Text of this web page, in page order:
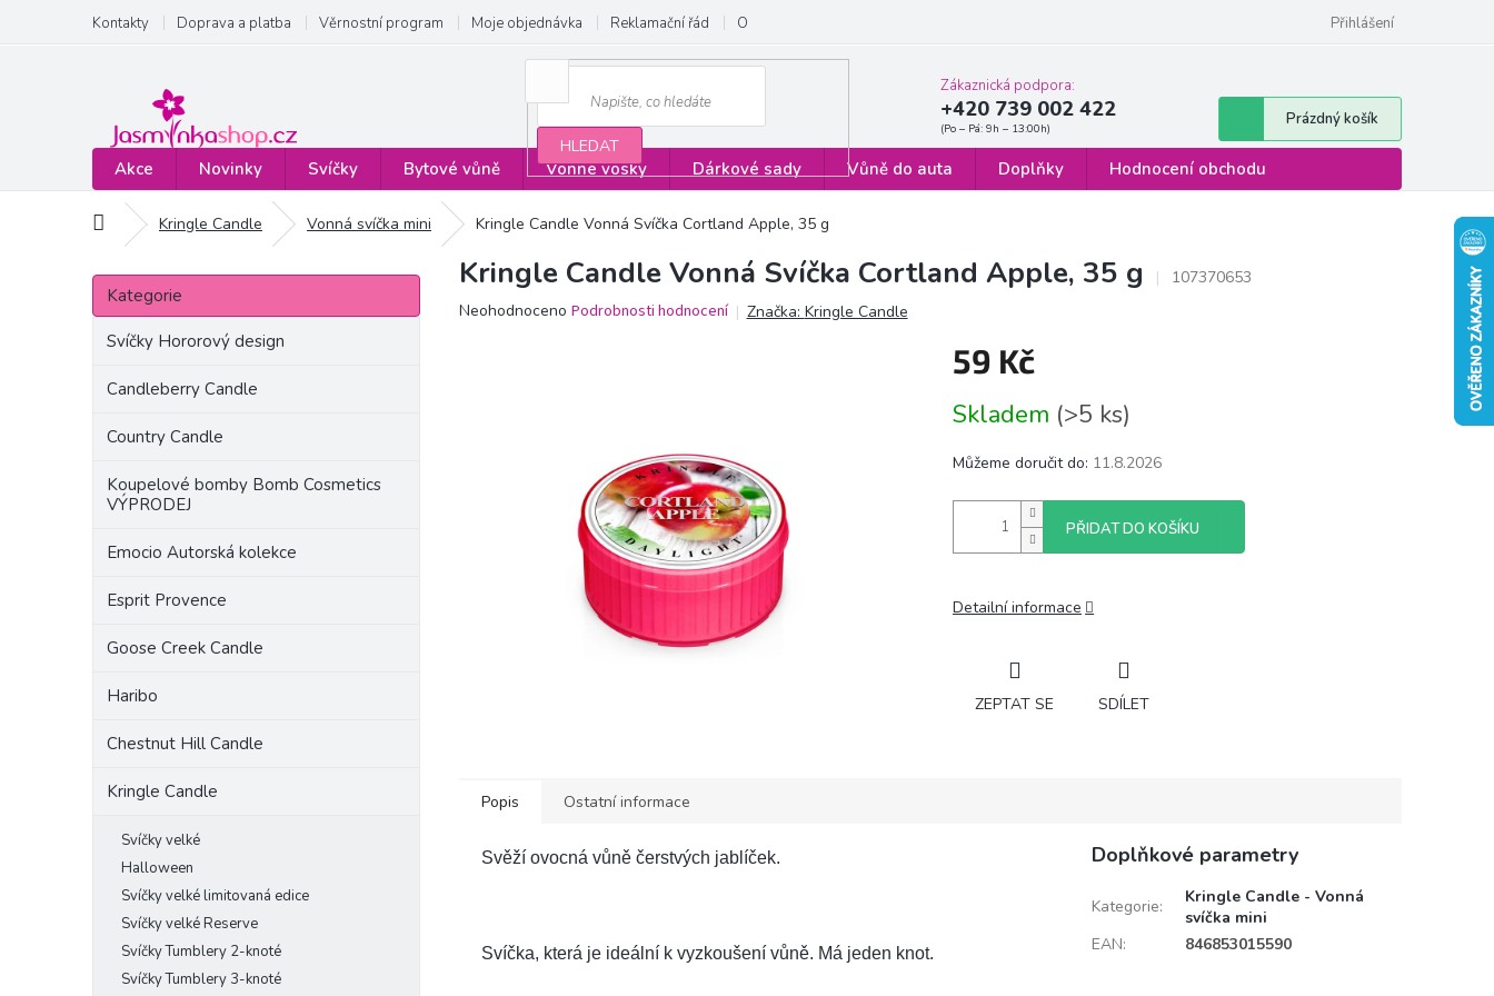
obsah
Kontakty Doprava a platba Věrnostní program Moje objednávka Reklamační řád Obchodní podmínky Formulář pro odstoupení od smlouvy
Přihlášení
HLEDAT
Zákaznická podpora:
+420 739 002 422
Nákupní
košík
Prázdný košík
Akce Novinky Svíčky Bytové vůně Vonné vosky Dárkové sady Vůně do auta Doplňky Hodnocení obchodu
Domů Kringle Candle Vonná svíčka mini Kringle Candle Vonná Svíčka Cortland Apple, 35 g
P
s
Přeskočit
kategorie
Kategorie
Svíčky Hororový design
Candleberry Candle
Country Candle
Koupelové bomby Bomb Cosmetics
VÝPRODEJ
Emocio Autorská kolekce
Esprit Provence
Goose Creek Candle
Haribo
Chestnut Hill Candle
Kringle Candle
Svíčky velké
Halloween
Svíčky velké limitovaná edice
Svíčky velké Reserve
Svíčky Tumblery 2-knoté
Svíčky Tumblery 3-knoté
Kringle Candle Vonná Svíčka Cortland Apple, 35 g
107370653
Průměrné
Neohodnoceno Podrobnosti hodnocení Značka: Kringle Candle
59 Kč
cena:
Skladem (>5 ks)
Můžeme doručit do: 11.8.2026
PŘIDAT DO KOŠÍKU
Detailní informace
ZEPTAT SE SDÍLET
Popis Ostatní informace
Svěží ovocná vůně čerstvých jablíček.
Svíčka, která je ideální k vyzkoušení vůně. Má jeden knot.
Doplňkové parametry
Kategorie:
Kringle Candle - Vonná
svíčka mini
EAN: 846853015590